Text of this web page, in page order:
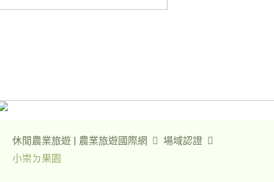
休閒農業旅遊 | 農業旅遊國際網
場域認證
小崇ㄉ果園